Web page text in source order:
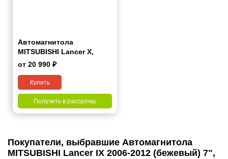
Автомагнитола
MITSUBISHI Lancer Х,
Galant Fortis 2007+ 7"
от 20 990 ₽
Купить
Получить в рассрочку
Покупатели, выбравшие Автомагнитола
MITSUBISHI Lancer IX 2006-2012 (бежевый) 7",